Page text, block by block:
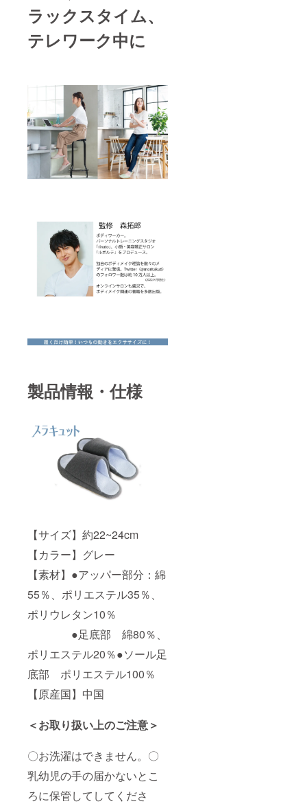
ラックスタイム、
テレワーク中に
製品情報・仕様
【サイズ】約22~24cm
【カラー】グレー
【素材】●アッパー部分：綿
55％、ポリエステル35％、
ポリウレタン10％
●足底部 綿80％、
ポリエステル20％●ソール足
底部 ポリエステル100％
【原産国】中国
＜お取り扱い上のご注意＞
〇お洗濯はできません。〇
乳幼児の手の届かないとこ
ろに保管してしてくださ